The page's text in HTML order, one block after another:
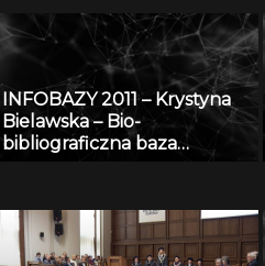
atmosferycznych
INFOBAZY 2011 – Krystyna
Bielawska – Bio-
bibliograficzna baza
wieku – historia i stan
obecny